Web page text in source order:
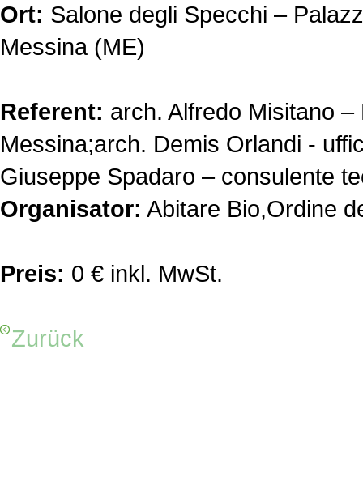
Ort: Salone degli Specchi –
Messina (ME)
Referent: arch. Alfredo Misitano
Messina;arch. Demis Orlandi -
Giuseppe Spadaro – consulente
Organisator: Abitare Bio,Ordine
Preis: 0 € inkl. MwSt.
Zurück